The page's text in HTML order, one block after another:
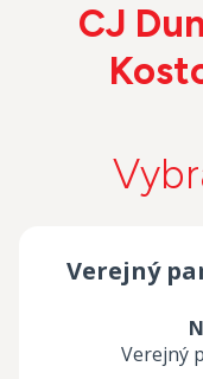
CJ
Verejný
Verejný